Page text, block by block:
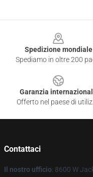
Spedizione mondiale
Spediamo in oltre 200
Garanzia
Offerto nel paese di
Contattaci
Il nostro ufficio: 8600 W